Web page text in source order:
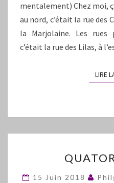
mentalement) Chez moi,
au nord, c’était la rue des
la Marjolaine. Les rues
c’était la rue des Lilas, à
LIRE
15 Juin 2018